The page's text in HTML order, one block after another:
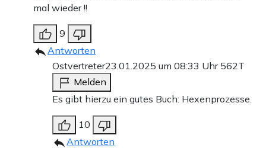
mal wieder !!
9
Antworten
Ostvertreter23.01.2025 um 08:33 Uhr 562T
Melden
Es gibt hierzu ein gutes Buch: Hexenprozesse.
10
Antworten